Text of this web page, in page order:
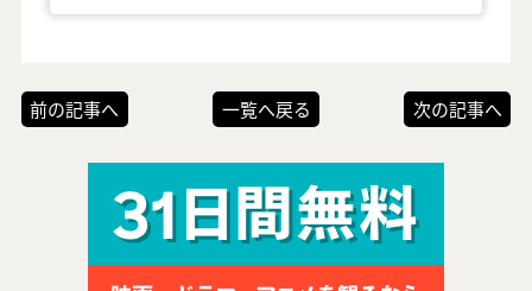
前の記事へ 一覧へ戻る 次の記事へ